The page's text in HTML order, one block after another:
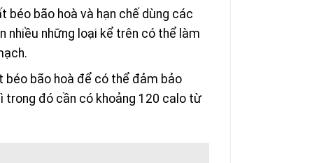
béo bão hoà và hạn chế dùng các
nhiều những loại kể trên có thể làm
béo bão hoà để có thể đảm bảo
trong đó cần có khoảng 120 calo từ